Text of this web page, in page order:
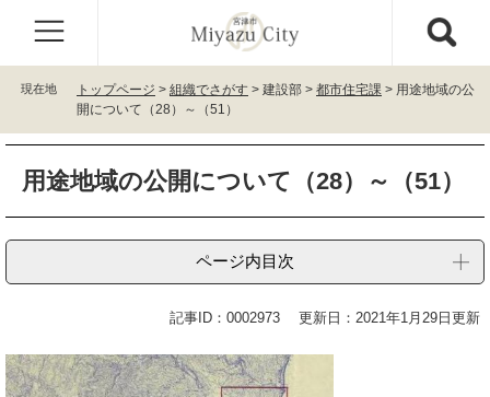
で
ば
本
文
現在地 トップページ > 組織でさがす > 建設部 > 都市住宅課 > 用途地域の公
開について（28）～（51）
用途地域の公開について（28）～（51）
ページ内目次
記事ID：0002973 更新日：2021年1月29日更新